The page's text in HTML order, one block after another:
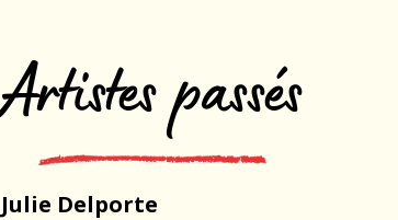
Artistes passés
Julie Delporte